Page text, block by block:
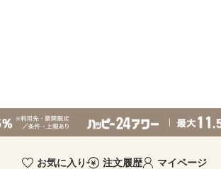
お気に入り 注文履歴 マイページ